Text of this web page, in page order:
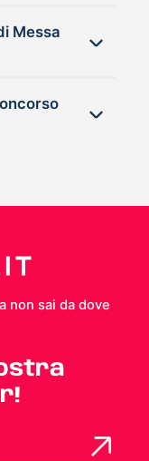
Messa
non sai da dove